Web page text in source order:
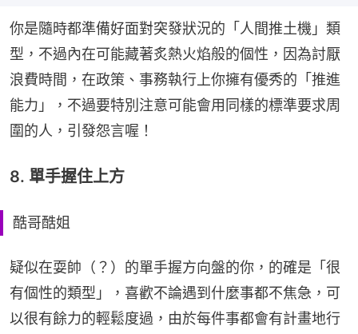
你是隨時都準備好面對突發狀況的「人間推土機」類
型，不過內在可能藏著炙熱火焰般的個性，因為討厭
浪費時間，在政策、事務執行上你擁有優秀的「推進
能力」，不過要特別注意可能會用同樣的標準要求周
圍的人，引發怨言喔！
8. 單手握住上方
酷哥酷姐
疑似在耍帥（？）的單手握方向盤的你，的確是「很
有個性的類型」，喜歡不論遇到什麼事都不焦急，可
以很有餘力的輕鬆度過，由於每件事都會有計畫地行